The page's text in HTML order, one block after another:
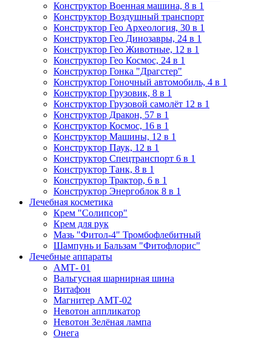
Конструктор Военная машина, 8 в 1
Конструктор Воздушный транспорт
Конструктор Гео Археология, 30 в 1
Конструктор Гео Динозавры, 24 в 1
Конструктор Гео Животные, 12 в 1
Конструктор Гео Космос, 24 в 1
Конструктор Гонка "Драгстер"
Конструктор Гоночный автомобиль, 4 в 1
Конструктор Грузовик, 8 в 1
Конструктор Грузовой самолёт 12 в 1
Конструктор Дракон, 57 в 1
Конструктор Космос, 16 в 1
Конструктор Машины, 12 в 1
Конструктор Паук, 12 в 1
Конструктор Спецтранспорт 6 в 1
Конструктор Танк, 8 в 1
Конструктор Трактор, 6 в 1
Конструктор Энергоблок 8 в 1
Лечебная косметика
Крем "Солипсор"
Крем для рук
Мазь "Фитол-4" Тромбофлебитный
Шампунь и Бальзам "Фитофлорис"
Лечебные аппараты
АМТ- 01
Вальгусная шарнирная шина
Витафон
Магнитер АМТ-02
Невотон аппликатор
Невотон Зелёная лампа
Онега